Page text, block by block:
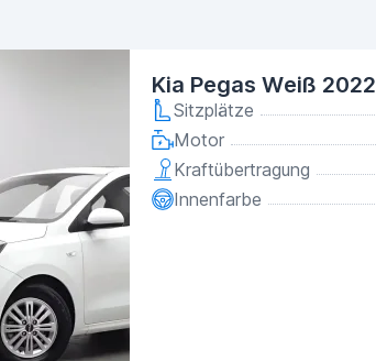
Kia Pegas Weiß 2022
Sitzplätze
Motor
Kraftübertragung
Innenfarbe